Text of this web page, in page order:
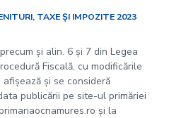
TAXE ȘI IMPOZITE 2023
și alin. 6 și 7 din Legea
Fiscală, cu modificările
și se consideră
publicării pe site-ul primăriei
și la